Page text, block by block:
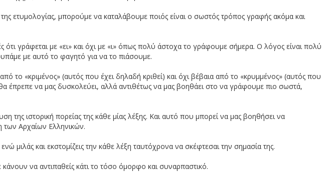
Δικαιωμάτων
νησιά – Εκτοξεύθηκε ο Göktürk-1
να αποκεφαλίζεις τους εχθρούς του
ετυμολογίας, μπορούμε να καταλάβουμε ποιός είναι ο σωστός τρόπος γραφής ακόμα και
γράφεται με «ει» και όχι με «ι» όπως πολύ άστοχα το γράφουμε σήμερα. Ο λόγος είναι πολύ
με αυτό το φαγητό για να το πιάσουμε.
το «κριμένος» (αυτός που έχει δηλαδή κριθεί) και όχι βέβαια από το «κρυμμένος» (αυτός που
έπρεπε να μας δυσκολεύει, αλλά αντιθέτως να μας βοηθάει στο να γράφουμε πιο σωστά,
της ιστορική πορείας της κάθε μίας λέξης. Και αυτό που μπορεί να μας βοηθήσει να
των Αρχαίων Ελληνικών.
μιλάς και εκστομίζεις την κάθε λέξη ταυτόχρονα να σκέφτεσαι την σημασία της.
να αντιπαθείς κάτι το τόσο όμορφο και συναρπαστικό.